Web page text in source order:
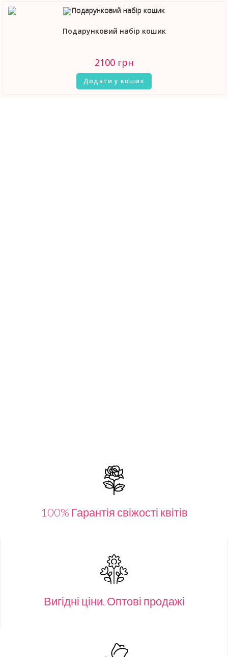
Подарунковий набір кошик
2100 грн
Додати у кошик
100% Гарантія свіжості квітів
Вигідні ціни. Оптові продажі